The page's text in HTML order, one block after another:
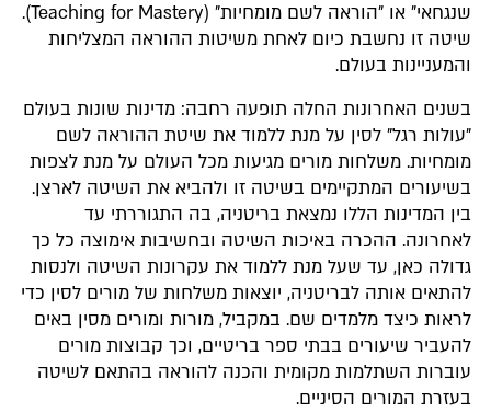
שנגחאי" או "הוראה לשם מומחיות" (Teaching for Mastery).
שיטה זו נחשבת כיום לאחת משיטות ההוראה המצליחות
והמעניינות בעולם.
בשנים האחרונות החלה תופעה רחבה: מדינות שונות בעולם
"עולות רגל" לסין על מנת ללמוד את שיטת ההוראה לשם
מומחיות. משלחות מורים מגיעות מכל העולם על מנת לצפות
בשיעורים המתקיימים בשיטה זו ולהביא את השיטה לארצן.
בין המדינות הללו נמצאת בריטניה, בה התגוררתי עד
לאחרונה. ההכרה באיכות השיטה ובחשיבות אימוצה כל כך
גדולה כאן, עד שעל מנת ללמוד את עקרונות השיטה ולנסות
להתאים אותה לבריטניה, יוצאות משלחות של מורים לסין כדי
לראות כיצד מלמדים שם. במקביל, מורות ומורים מסין באים
להעביר שיעורים בבתי ספר בריטיים, וכך קבוצות מורים
עוברות השתלמות מקומית והכנה להוראה בהתאם לשיטה
בעזרת המורים הסיניים.